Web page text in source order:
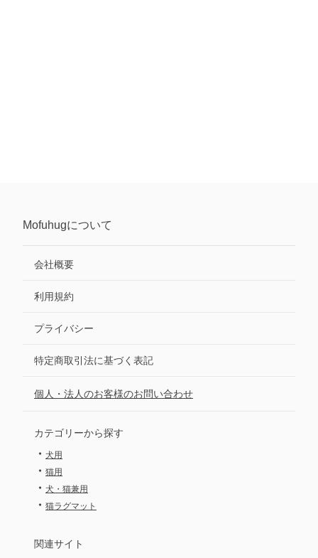
Mofuhugについて
会社概要
利用規約
プライバシー
特定商取引法に基づく表記
個人・法人のお客様のお問い合わせ
カテゴリーから探す
・ 犬用
・ 猫用
・ 犬・猫兼用
・ 猫ラグマット
関連サイト